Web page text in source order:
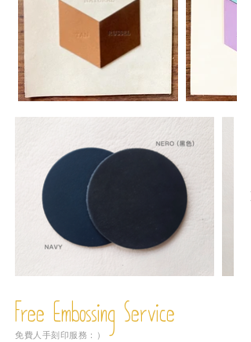
Free Embossing Service
免費人手刻印服務：）